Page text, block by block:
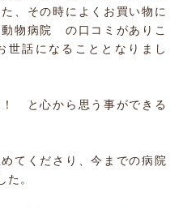
、その時によくお買い物に
物病院 の口コミがありこ
世話になることとなりまし
と心から思う事ができる
てくださり、今までの病院
た。